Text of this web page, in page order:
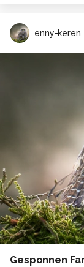
enny-keren
Gesponnen